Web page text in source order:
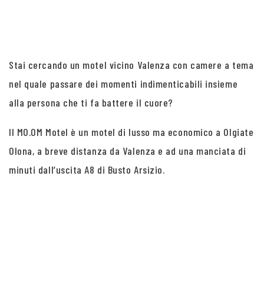
Stai cercando un motel vicino Valenza con camere a tema
nel quale passare dei momenti indimenticabili insieme
alla persona che ti fa battere il cuore?
Il MO.OM Motel è un motel di lusso ma economico a Olgiate
Olona, a breve distanza da Valenza e ad una manciata di
minuti dall’uscita A8 di Busto Arsizio.